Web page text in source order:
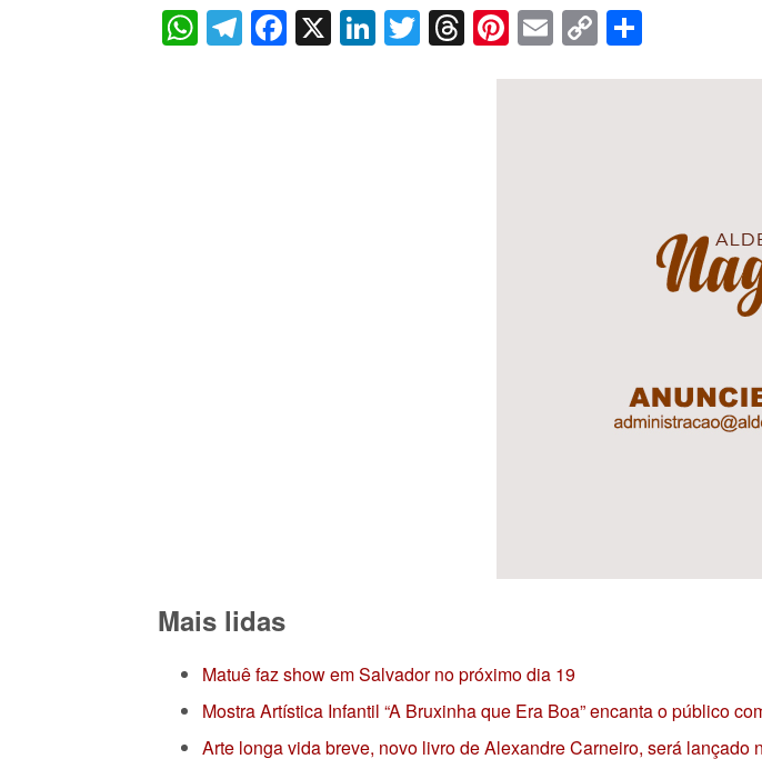
WhatsApp
Telegram
Facebook
X LinkedIn
Twitter
Threads
Pinterest
Email
Copy
Link
Mais lidas
Matuê faz show em Salvador no próximo dia 19
Mostra Artística Infantil “A Bruxinha que Era Boa” encanta o público
Arte longa vida breve, novo livro de Alexandre Carneiro, será lançado